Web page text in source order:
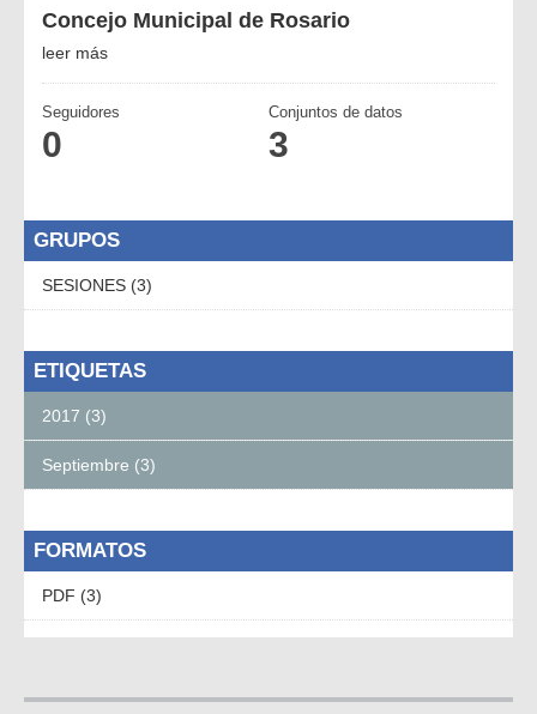
Concejo Municipal de Rosario
leer más
Seguidores
0
Conjuntos de datos
3
GRUPOS
SESIONES (3)
ETIQUETAS
2017 (3)
Septiembre (3)
FORMATOS
PDF (3)